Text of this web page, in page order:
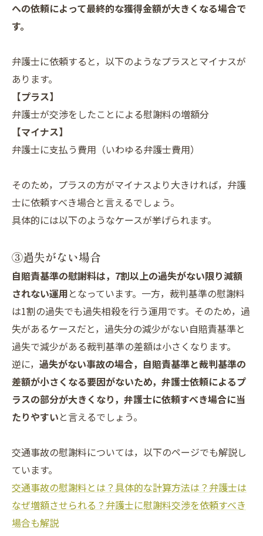
への依頼によって最終的な獲得金額が大きくなる場合で
す。
弁護士に依頼すると，以下のようなプラスとマイナスが
あります。
【プラス】
弁護士が交渉をしたことによる慰謝料の増額分
【マイナス】
弁護士に支払う費用（いわゆる弁護士費用）
そのため，プラスの方がマイナスより大きければ，弁護
士に依頼すべき場合と言えるでしょう。
具体的には以下のようなケースが挙げられます。
③過失がない場合
自賠責基準の慰謝料は，7割以上の過失がない限り減額
されない運用となっています。一方，裁判基準の慰謝料
は1割の過失でも過失相殺を行う運用です。そのため，過
失があるケースだと，過失分の減少がない自賠責基準と
過失で減少がある裁判基準の差額は小さくなります。
逆に， 過失がない事故の場合，自賠責基準と裁判基準の
差額が小さくなる要因がないため，弁護士依頼によるプ
ラスの部分が大きくなり，弁護士に依頼すべき場合に当
たりやすいと言えるでしょう。
交通事故の慰謝料については，以下のページでも解説し
ています。
交通事故の慰謝料とは？具体的な計算方法は？弁護士は
なぜ増額させられる？弁護士に慰謝料交渉を依頼すべき
場合も解説